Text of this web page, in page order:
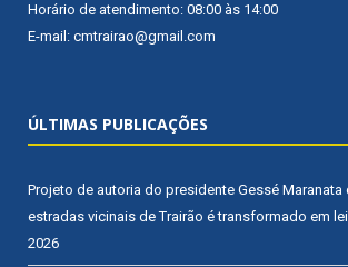
Horário de atendimento: 08:00 às 14:00
E-mail: cmtrairao@gmail.com
ÚLTIMAS PUBLICAÇÕES
Projeto de autoria do presidente Gessé
estradas vicinais de Trairão é transformado em lei
2026